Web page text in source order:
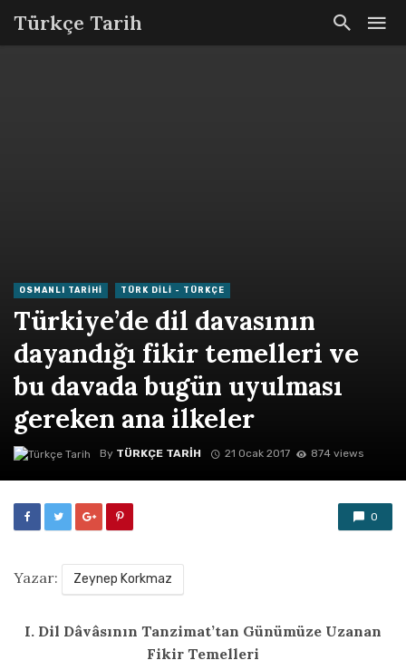
Türkçe Tarih
OSMANLI TARIHI TÜRK DILI - TÜRKÇE
Türkiye’de dil davasının
dayandığı fikir temelleri ve
bu davada bugün uyulması
gereken ana ilkeler
By TÜRKÇE TARIH 21 Ocak 2017 874 views
0
Yazar: Zeynep Korkmaz
I. Dil Dâvâsının Tanzimat’tan Günümüze Uzanan
Fikir Temelleri